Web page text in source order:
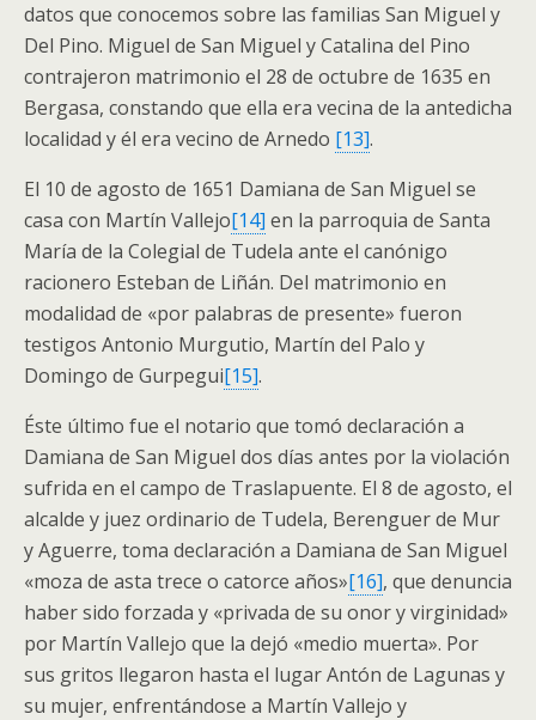
datos que conocemos sobre las familias San Miguel y
Del Pino. Miguel de San Miguel y Catalina del Pino
contrajeron matrimonio el 28 de octubre de 1635 en
Bergasa, constando que ella era vecina de la antedicha
localidad y él era vecino de Arnedo [13].
El 10 de agosto de 1651 Damiana de San Miguel se
casa con Martín Vallejo[14] en la parroquia de Santa
María de la Colegial de Tudela ante el canónigo
racionero Esteban de Liñán. Del matrimonio en
modalidad de «por palabras de presente» fueron
testigos Antonio Murgutio, Martín del Palo y
Domingo de Gurpegui[15].
Éste último fue el notario que tomó declaración a
Damiana de San Miguel dos días antes por la violación
sufrida en el campo de Traslapuente. El 8 de agosto, el
alcalde y juez ordinario de Tudela, Berenguer de Mur
y Aguerre, toma declaración a Damiana de San Miguel
«moza de asta trece o catorce años»[16], que denuncia
haber sido forzada y «privada de su onor y virginidad»
por Martín Vallejo que la dejó «medio muerta». Por
sus gritos llegaron hasta el lugar Antón de Lagunas y
su mujer, enfrentándose a Martín Vallejo y